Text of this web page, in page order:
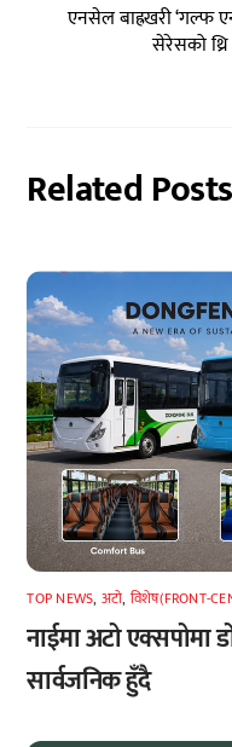
एनसेल बाह्रखरी ‘गल्फ
सेरेसको
Related Posts
TOP NEWS, अटाे, विशेष(FRONT-
नाईमा अटो एक्सपोमा
सार्वजनिक हुँदै